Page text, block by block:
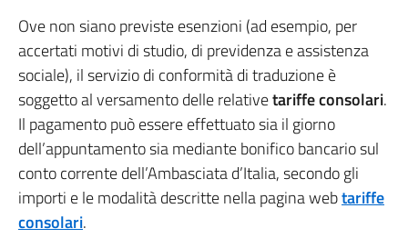
Ove non siano previste esenzioni (ad esempio, per
accertati motivi di studio, di previdenza e assistenza
sociale), il servizio di conformità di traduzione è
soggetto al versamento delle relativetariffe consolari.
Il pagamento può essere effettuato sia il giorno
dell’appuntamento sia mediante bonifico bancario sul
conto corrente dell’Ambasciata d’Italia, secondo gli
importi e le modalità descritte nella pagina webtariffe
consolari.